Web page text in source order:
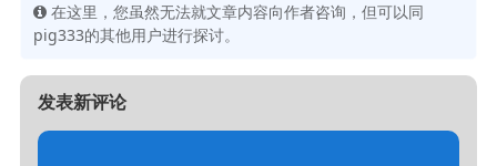
在这里，您虽然无法就文章内容向作者咨询，但可以同
pig333的其他用户进行探讨。
发表新评论